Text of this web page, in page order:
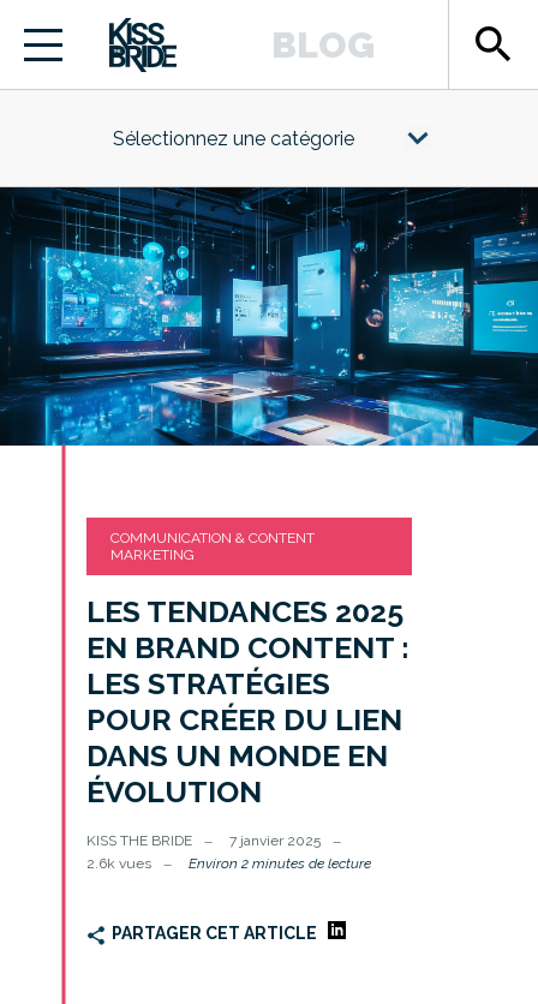
BLOG search
Sélectionnez une catégorie
COMMUNICATION & CONTENT
MARKETING
LES TENDANCES 2025
EN BRAND CONTENT :
LES STRATÉGIES
POUR CRÉER DU LIEN
DANS UN MONDE EN
ÉVOLUTION
KISS THE BRIDE
7 janvier 2025
2.6k vues
Environ 2 minutes de lecture
PARTAGER CET ARTICLE